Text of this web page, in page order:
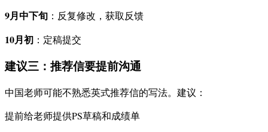
9月中下旬 ：反复修改，获取反馈
10月初 ：定稿提交
建议三：推荐信要提前沟通
中国老师可能不熟悉英式推荐信的写法。建议：
提前给老师提供PS草稿和成绩单